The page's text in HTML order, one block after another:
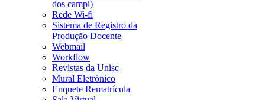
dos campi)
Rede Wi-fi
Sistema de Registro da
Produção Docente
Webmail
Workflow
Revistas da Unisc
Mural Eletrônico
Enquete Rematrícula